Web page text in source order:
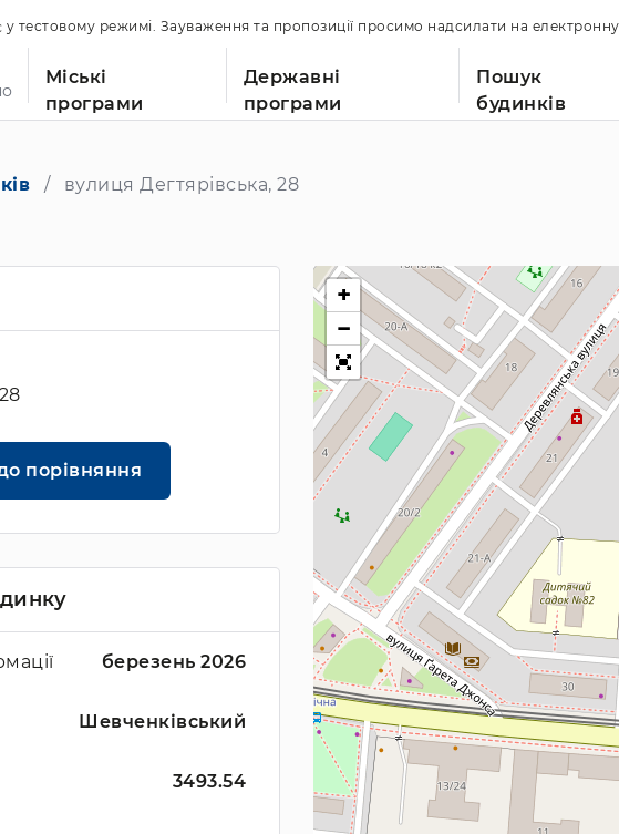
у тестовому режимі. Зауваження та пропозиції просимо надсилати на
Міські
програми
Державні
програми
Пошук
будинків
вулиця Дегтярівська, 28
порівняння
березень 2026
Шевченківський
3493.54
+
−